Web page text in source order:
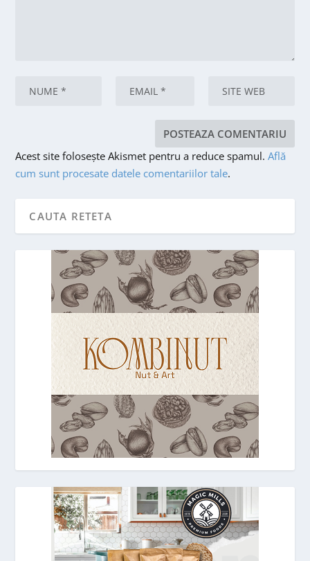
Acest site folosește Akismet pentru a reduce spamul.Află
cum sunt procesate datele comentariilor tale.